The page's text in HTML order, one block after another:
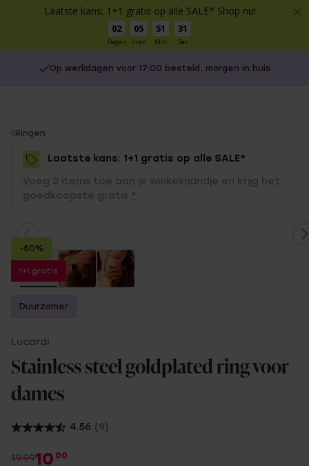
Laatste kans: 1+1 gratis op alle SALE* Shop nu!
02
Dagen
05
Uren
51
Min
31
Sec
Op werkdagen voor 17:00 besteld, morgen in huis
You
are
here:
Ringen
Laatste kans: 1+1 gratis op alle SALE*
Voeg 2 items toe aan je winkelmandje en krijg het
goedkoopste gratis. *
-50%
1+1 gratis
Duurzamer
Lucardi
Stainless steel goldplated ring voor
dames
4.56 (9)
19.9910 00